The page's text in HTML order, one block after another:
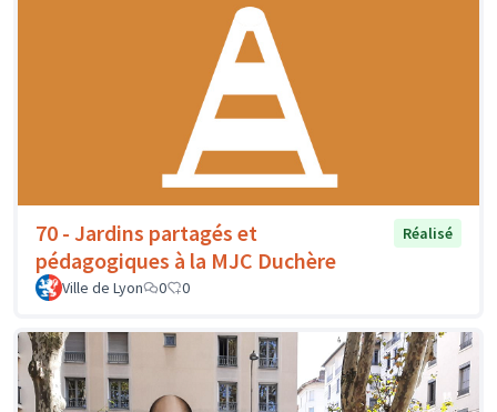
70 - Jardins partagés et
pédagogiques à la MJC Duchère
Réalisé
Ville de Lyon 0 0